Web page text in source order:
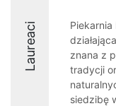
Laureaci
znana z
tradycji
siedzibę